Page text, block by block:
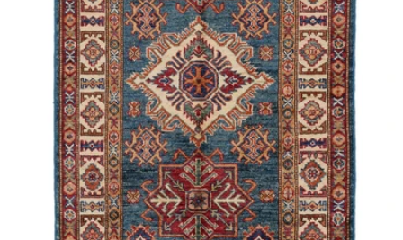
numaralı medyayı pencerede aç